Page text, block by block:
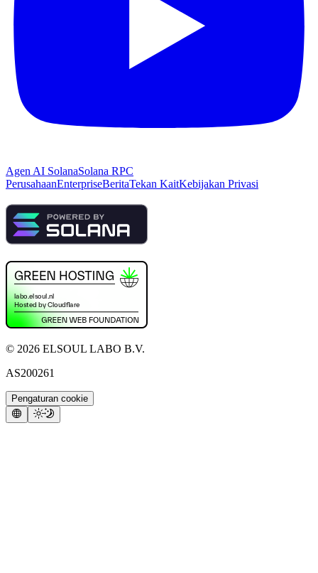
Agen AI SolanaSolana RPC
PerusahaanEnterpriseBeritaTekan KaitKebijakan Privasi
© 2026 ELSOUL LABO B.V.
AS200261
Pengaturan cookie